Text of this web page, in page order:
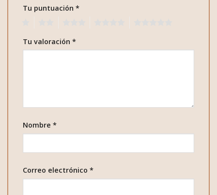
Tu puntuación *
Tu valoración *
Nombre *
Correo electrónico *